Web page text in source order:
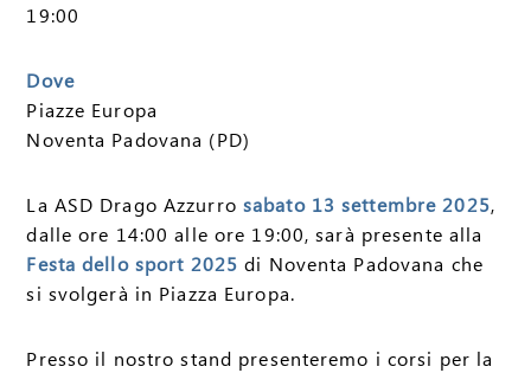
19:00
Dove
Piazze Europa
Noventa Padovana (PD)
La ASD Drago Azzurro sabato 13 settembre 2025,
dalle ore 14:00 alle ore 19:00, sarà presente alla
Festa dello sport 2025 di Noventa Padovana che
si svolgerà in Piazza Europa.
Presso il nostro stand presenteremo i corsi per la